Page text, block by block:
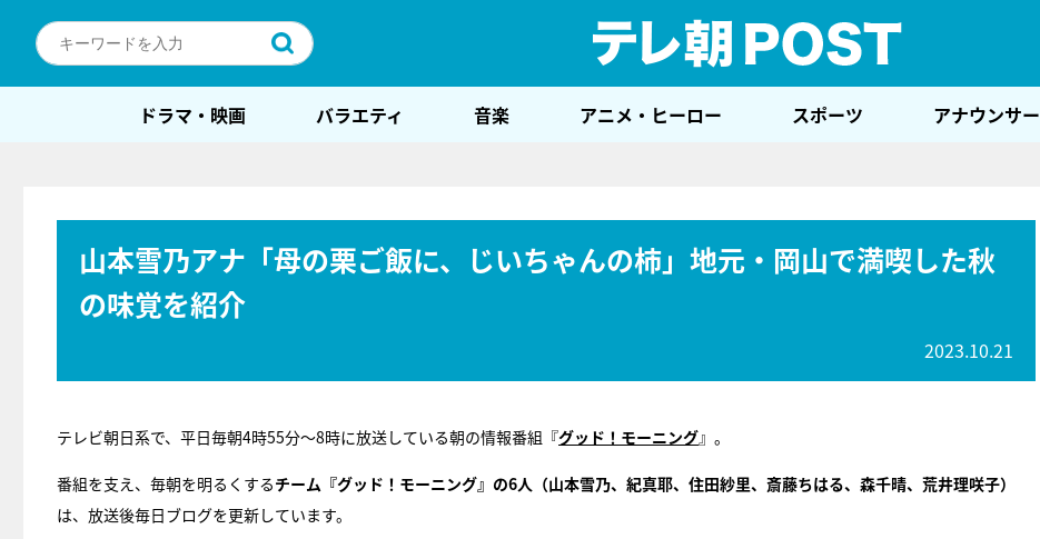
ドラマ・映画 バラエティ 音楽 アニメ・ヒーロー スポーツ アナウンサー
山本雪乃アナ「母の栗ご飯に、じいちゃんの柿」地元・岡山で満喫した秋
の味覚を紹介
2023.10.21
テレビ朝日系で、平日毎朝4時55分～8時に放送している朝の情報番組『グッド！モーニング』。
番組を支え、毎朝を明るくするチーム『グッド！モーニング』の6人（山本雪乃、紀真耶、住田紗里、斎藤ちはる、森千晴、荒井理咲子）
は、放送後毎日ブログを更新しています。